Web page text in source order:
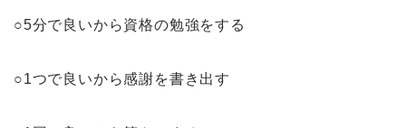
○5分で良いから資格の勉強をする
○1つで良いから感謝を書き出す